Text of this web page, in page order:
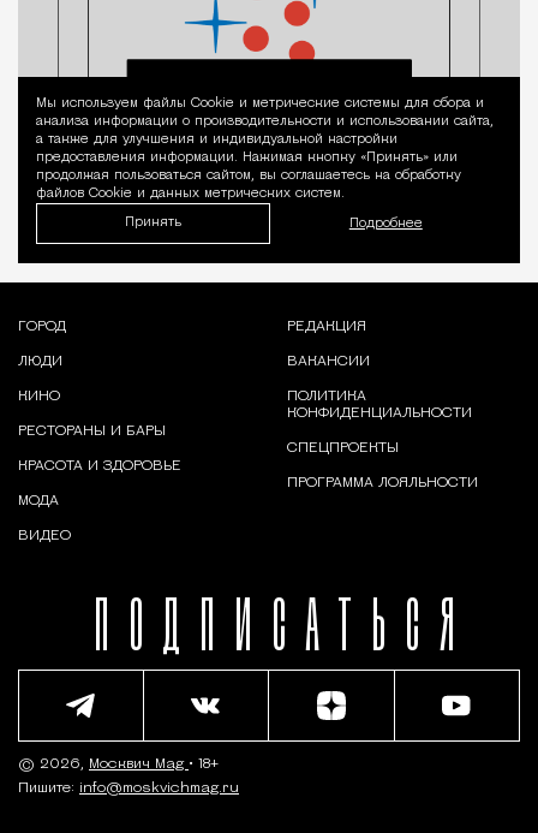
Уведомление
Мы используем файлы Сookie и метрические системы для сбора и
анализа информации о производительности и использовании сайта,
а также для улучшения и индивидуальной настройки
предоставления информации. Нажимая кнопку «Принять» или
продолжая пользоваться сайтом, вы соглашаетесь на обработку
файлов Cookie и данных метрических систем.
Принять Подробнее
ПОДПИСАТЬСЯ
ГОРОД
ЛЮДИ
КИНО
РЕСТОРАНЫ И БАРЫ
КРАСОТА И ЗДОРОВЬЕ
МОДА
ВИДЕО
РЕДАКЦИЯ
ВАКАНСИИ
ПОЛИТИКА
КОНФИДЕНЦИАЛЬНОСТИ
СПЕЦПРОЕКТЫ
ПРОГРАММА ЛОЯЛЬНОСТИ
© 2026, Москвич Mag • 18+
Пишите: info@moskvichmag.ru